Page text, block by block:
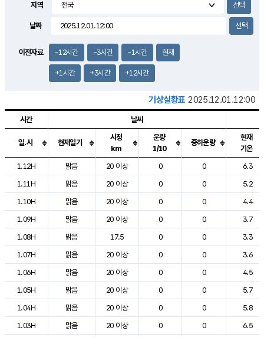
0.7m/s
지역
날짜
이전자료 -12시간 -3시간 -1시간 현재
+1시간 +3시간 +12시간
기상실황표 2025.12.01.12:00
도시별 기상실황표로 지점, 날씨, 기온, 강수, 바람, 기압등을 안내한 표입
시간 날씨
일.시 현재일기
시정
km
운량
1/10
중하운량
현재
기온
1.12H
맑음 20 이상 0 0
6.3
1.11H
맑음 20 이상 0 0
5.2
1.10H
맑음 20 이상 0 0
4.4
1.09H
맑음 20 이상 0 0
3.7
1.08H
맑음 17.5 0 0
3.3
1.07H
맑음 20 이상 0 0
3.6
1.06H
맑음 20 이상 0 0
4.5
1.05H
맑음 20 이상 0 0
5.7
1.04H
맑음 20 이상 0 0
5.8
1.03H
맑음 20 이상 0 0
6.5